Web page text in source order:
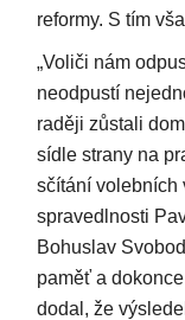
reformy. S tím
„Voliči nám
neodpustí
raději zůstali
sídle strany na
sčítání volebních
spravedlnosti
Bohuslav
paměť a
dodal, že